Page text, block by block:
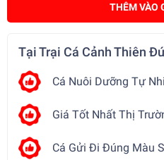
THÊM VÀO
Tại Trại Cá Cảnh Thiên
Cá Nuôi Dưỡng Tự
Giá Tốt Nhất Thị
Cá Gửi Đi Đúng Màu